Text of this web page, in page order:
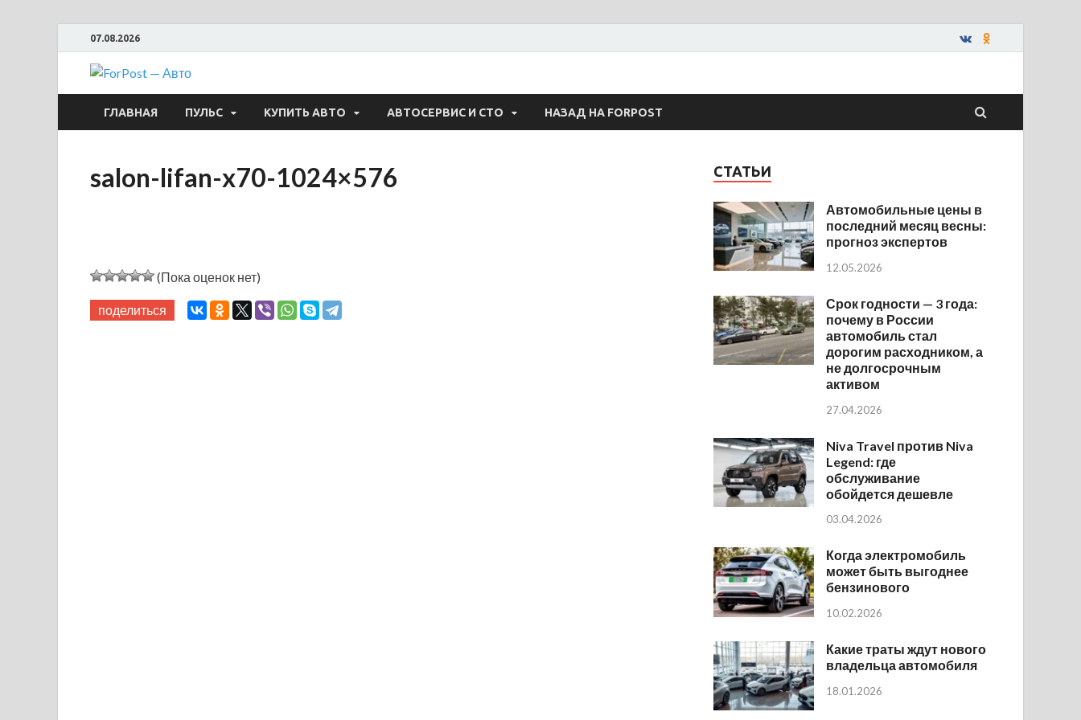
07.08.2026
ForPost — Авто
ГЛАВНАЯ ПУЛЬС КУПИТЬ АВТО АВТОСЕРВИС И СТО НАЗАД НА FORPOST
salon-lifan-x70-1024×576
(Пока оценок нет)
поделиться
СТАТЬИ
Автомобильные цены в
последний месяц весны:
прогноз экспертов
12.05.2026
Срок годности — 3 года:
почему в России
автомобиль стал
дорогим расходником, а
не долгосрочным
активом
27.04.2026
Niva Travel против Niva
Legend: где
обслуживание
обойдется дешевле
03.04.2026
Когда электромобиль
может быть выгоднее
бензинового
10.02.2026
Какие траты ждут нового
владельца автомобиля
18.01.2026